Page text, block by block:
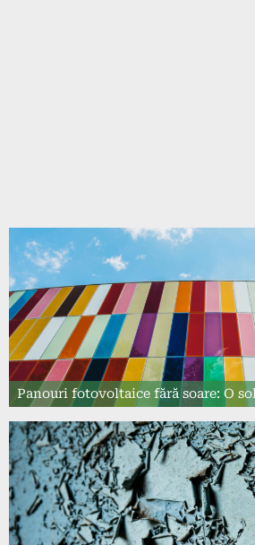
Panouri fotovoltaice fără soare: O